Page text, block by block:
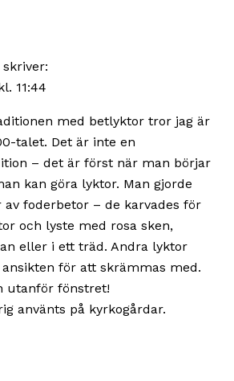
skriver:
11:44
med betlyktor tror jag är
talet. Det är inte en
– det är först när man börjar
kan göra lyktor. Man gjorde
foderbetor – de karvades för
och lyste med rosa sken,
eller i ett träd. Andra lyktor
för att skrämmas med.
utanför fönstret!
använts på kyrkogårdar.